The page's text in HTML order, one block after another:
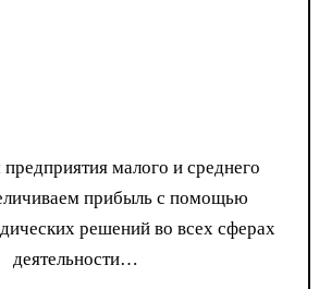
малого и среднего
прибыль с помощью
решений во всех сферах
деятельности…